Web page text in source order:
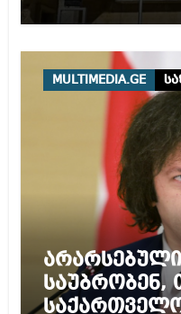
MULTIMEDIA.GE
არარსებული
საუბრობენ,